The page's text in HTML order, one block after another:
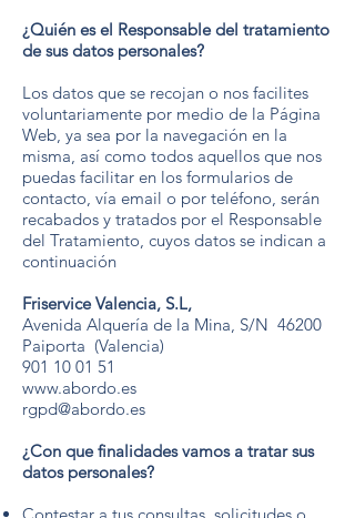
¿Quién es el Responsable del tratamiento
de sus datos personales?
Los datos que se recojan o nos facilites
voluntariamente por medio de la Página
Web, ya sea por la navegación en la
misma, así como todos aquellos que nos
puedas facilitar en los formularios de
contacto, vía email o por teléfono, serán
recabados y tratados por el Responsable
del Tratamiento, cuyos datos se indican a
continuación
Friservice Valencia, S.L,
Avenida Alquería de la Mina, S/N 46200
Paiporta (Valencia)
901 10 01 51
www.abordo.es
rgpd@abordo.es
¿Con que finalidades vamos a tratar sus
datos personales?